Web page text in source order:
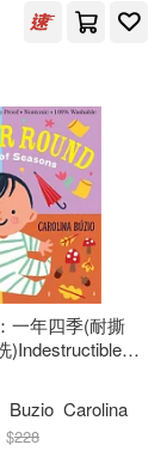
：一年四季(耐撕
)Indestructibles:
Round
Buzio Carolina
$228